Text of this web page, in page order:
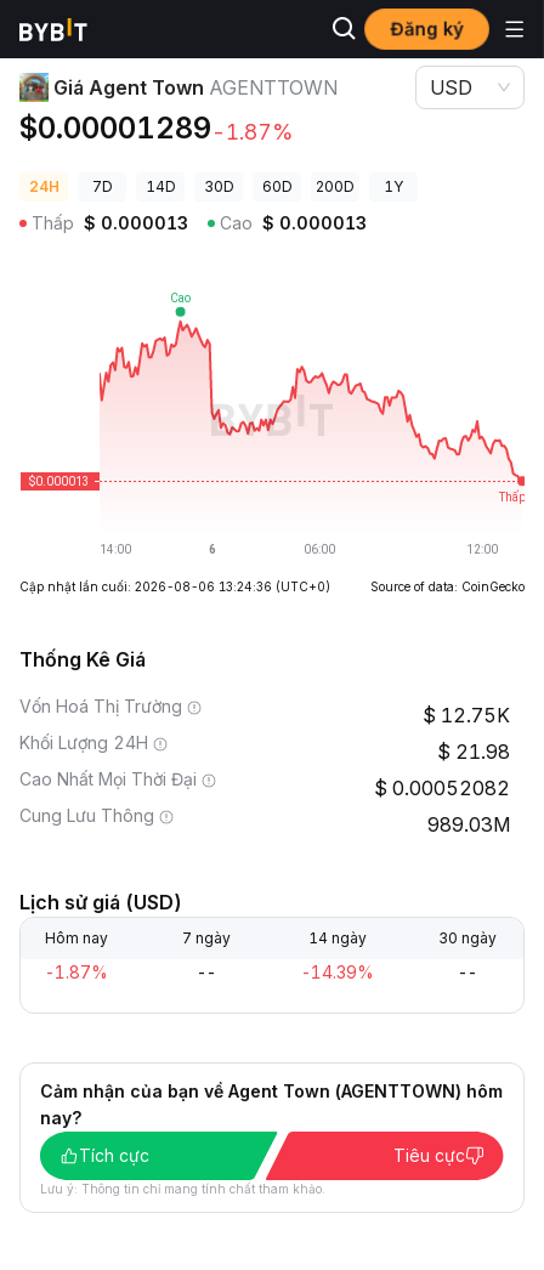
Đăng ký
Giá Tiền Điện Tử Giá Agent Town AGENTTOWN
Giá Agent Town AGENTTOWN
$0.00001289-1.87%
USD
24H 7D 14D 30D 60D 200D 1Y
Thấp $ 0.000013 Cao $ 0.000013
Cập nhật lần cuối: 2026-08-06 13:24:36 (UTC+0) Source of data: CoinGecko
Thống Kê Giá
Vốn Hoá Thị Trường 12.75K
Khối Lượng 24H 21.98
Cao Nhất Mọi Thời Đại 0.00052082
Cung Lưu Thông 989.03M
Lịch sử giá (USD)
Hôm nay 7 ngày 14 ngày 30 ngày
-1.87% -- -14.39% --
Cảm nhận của bạn về Agent Town (AGENTTOWN) hôm
nay?
Tích cực
Tiêu cực
Lưu ý: Thông tin chỉ mang tính chất tham khảo.